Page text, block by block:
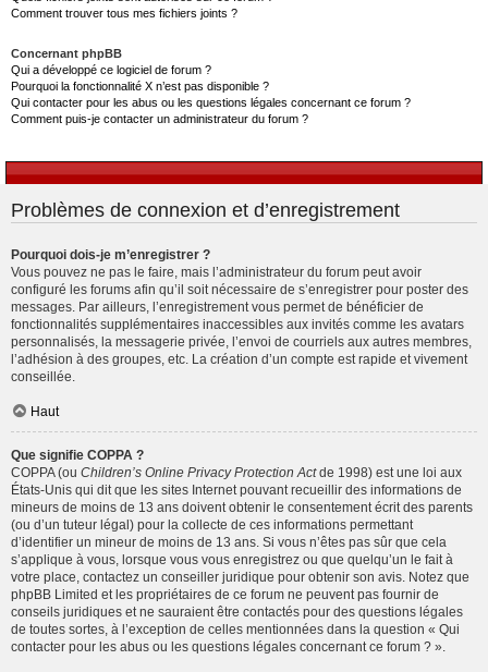
Comment trouver tous mes fichiers joints ?
Concernant phpBB
Qui a développé ce logiciel de forum ?
Pourquoi la fonctionnalité X n’est pas disponible ?
Qui contacter pour les abus ou les questions légales concernant ce forum ?
Comment puis-je contacter un administrateur du forum ?
Problèmes de connexion et d’enregistrement
Pourquoi dois-je m’enregistrer ?
Vous pouvez ne pas le faire, mais l’administrateur du forum peut avoir
configuré les forums afin qu’il soit nécessaire de s’enregistrer pour poster des
messages. Par ailleurs, l’enregistrement vous permet de bénéficier de
fonctionnalités supplémentaires inaccessibles aux invités comme les avatars
personnalisés, la messagerie privée, l’envoi de courriels aux autres membres,
l’adhésion à des groupes, etc. La création d’un compte est rapide et vivement
conseillée.
Haut
Que signifie COPPA ?
COPPA (ou Children’s Online Privacy Protection Actde 1998) est une loi aux
États-Unis qui dit que les sites Internet pouvant recueillir des informations de
mineurs de moins de 13 ans doivent obtenir le consentement écrit des parents
(ou d’un tuteur légal) pour la collecte de ces informations permettant
d’identifier un mineur de moins de 13 ans. Si vous n’êtes pas sûr que cela
s’applique à vous, lorsque vous vous enregistrez ou que quelqu’un le fait à
votre place, contactez un conseiller juridique pour obtenir son avis. Notez que
phpBB Limited et les propriétaires de ce forum ne peuvent pas fournir de
conseils juridiques et ne sauraient être contactés pour des questions légales
de toutes sortes, à l’exception de celles mentionnées dans la question « Qui
contacter pour les abus ou les questions légales concernant ce forum ? ».